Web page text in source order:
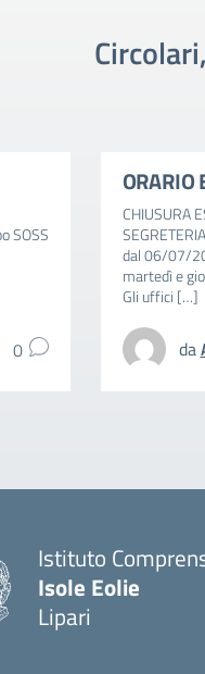
SOSS
0
ORARIO
CHIUSURA
dal 06/07/
martedì e
Gli uffici […]
da
Istituto
Isole Eolie
Lipari